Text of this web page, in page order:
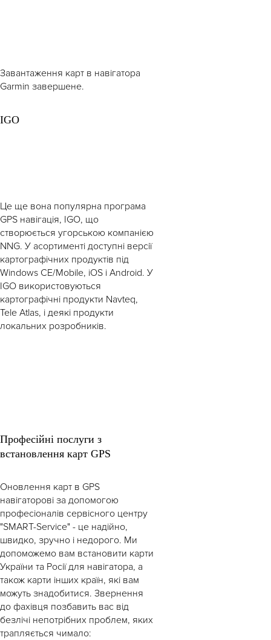
Завантаження карт в навігатора
Garmin завершене.
IGO
Це ще вона популярна програма
GPS навігація, IGO, що
створюється угорською компанією
NNG. У асортименті доступні версії
картографічних продуктів під
Windows CE/Mobile, iOS і Android. У
IGO використовуються
картографічні продукти Navteq,
Tele Atlas, і деякі продукти
локальних розробників.
Професійні послуги з
встановлення карт GPS
Оновлення карт в GPS
навігаторові за допомогою
професіоналів сервісного центру
"SMART-Service" - це надійно,
швидко, зручно і недорого. Ми
допоможемо вам встановити карти
України та Росії для навігатора, а
також карти інших країн, які вам
можуть знадобитися. Звернення
до фахівця позбавить вас від
безлічі непотрібних проблем, яких
трапляється чимало: